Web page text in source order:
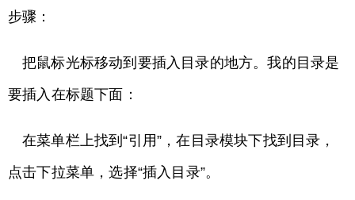
步骤：
把鼠标光标移动到要插入目录的地方。我的目录是
要插入在标题下面：
在菜单栏上找到“引用”，在目录模块下找到目录，
点击下拉菜单，选择“插入目录”。